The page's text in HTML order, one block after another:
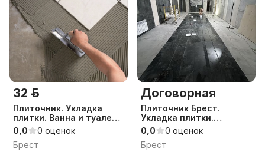
32 р.
Плиточник. Укладка
плитки. Ванна и туалет
под ключ
0,0
0 оценок
Брест
Договорная
Плиточник Брест.
Укладка плитки.
Плиточные работы
0,0
0 оценок
Брест